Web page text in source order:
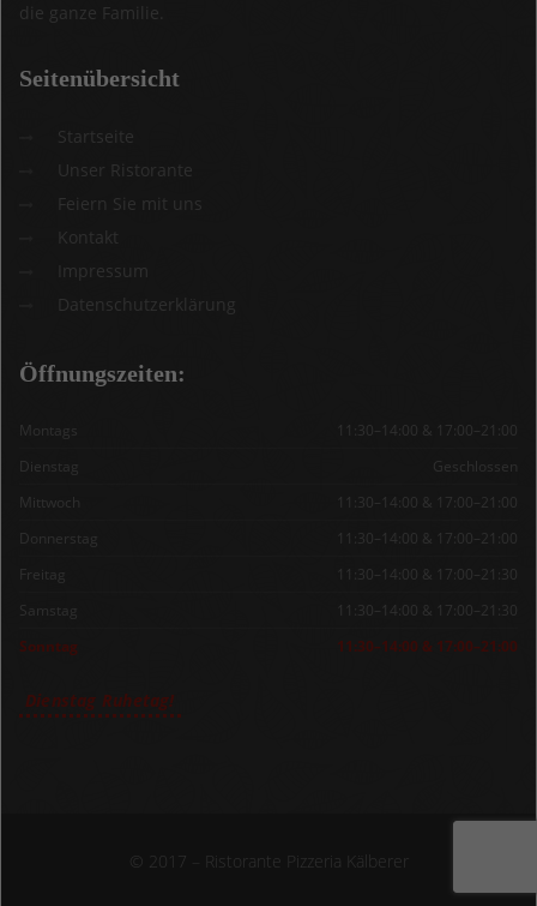
die ganze Familie.
Seitenübersicht
Startseite
Unser Ristorante
Feiern Sie mit uns
Kontakt
Impressum
Datenschutzerklärung
Öffnungszeiten:
Montags
11:30–14:00 & 17:00–21:00
Dienstag
Geschlossen
Mittwoch
11:30–14:00 & 17:00–21:00
Donnerstag
11:30–14:00 & 17:00–21:00
Freitag
11:30–14:00 & 17:00–21:30
Samstag
11:30–14:00 & 17:00–21:30
Sonntag
11:30–14:00 & 17:00–21:00
Dienstag Ruhetag!
© 2017 – Ristorante Pizzeria Kälberer